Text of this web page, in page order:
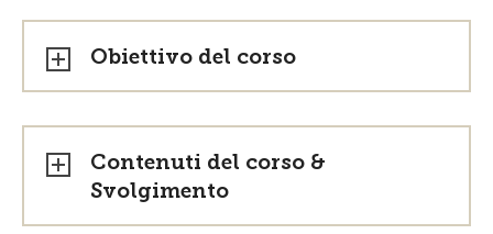
Obiettivo del corso
Contenuti del corso &
Svolgimento